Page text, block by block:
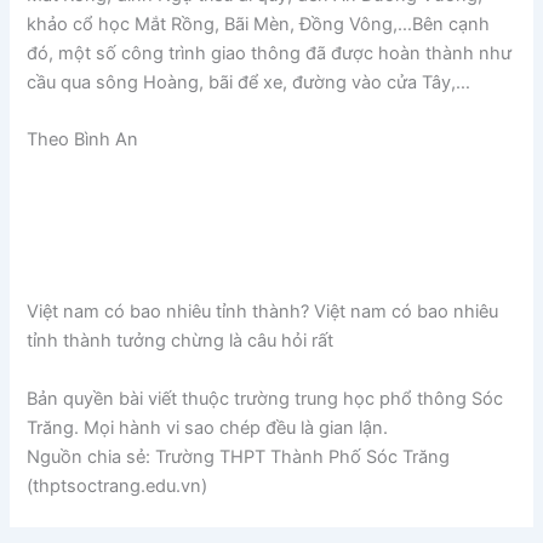
khảo cổ học Mắt Rồng, Bãi Mèn, Đồng Vông,…Bên cạnh
đó, một số công trình giao thông đã được hoàn thành như
cầu qua sông Hoàng, bãi để xe, đường vào cửa Tây,…
Theo Bình An
Việt nam có bao nhiêu tỉnh thành? Việt nam có bao nhiêu
tỉnh thành tưởng chừng là câu hỏi rất
Bản quyền bài viết thuộc trường trung học phổ thông Sóc
Trăng. Mọi hành vi sao chép đều là gian lận.
Nguồn chia sẻ: Trường THPT Thành Phố Sóc Trăng
(thptsoctrang.edu.vn)